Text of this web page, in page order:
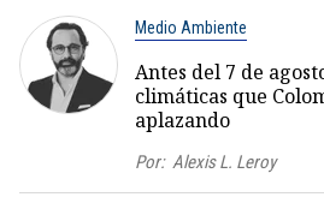
Medio Ambiente
Antes del 7 de
climáticas que
aplazando
Por: Alexis L. Leroy